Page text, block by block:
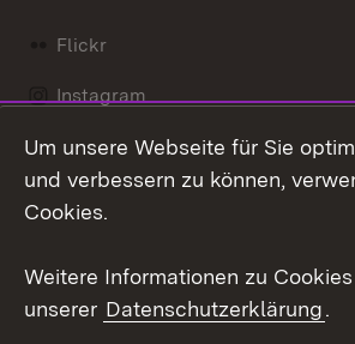
Flickr
Instagram
Social Wall
Um unsere Webseite für Sie
und verbessern zu können,
Cookies.
Weitere Informationen zu
unserer Datenschutzerklärung.